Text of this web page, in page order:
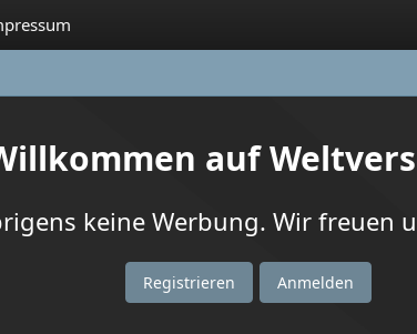
auf
keine Werbung. Wir freuen
Registrieren Anmelden